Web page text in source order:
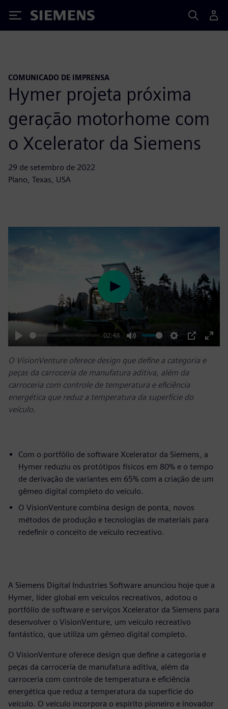
Siemens
COMUNICADO DE IMPRENSA
Hymer projeta próxima
geração motorhome com
o Xcelerator da Siemens
29 de setembro de 2022
Plano, Texas, USA
Play
02:48
Mute Settings
PIP
Enter
Play
O VisionVenture oferece design que define a categoria e
peças da carroceria de manufatura aditiva, além da
carroceria com controle de temperatura e eficiência
energética que reduz a temperatura da superfície do
veículo.
Com o portfólio de software Xcelerator da Siemens, a
Hymer reduziu os protótipos físicos em 80% e o tempo
de derivação de variantes em 65% com a criação de um
gêmeo digital completo do veículo.
O VisionVenture combina design de ponta, novos
métodos de produção e tecnologias de materiais para
redefinir o conceito de veículo recreativo.
A Siemens Digital Industries Software anunciou hoje que a
Hymer, líder global em veículos recreativos, adotou o
portfólio de software e serviços Xcelerator da Siemens para
desenvolver o VisionVenture, um veículo recreativo
fantástico, que utiliza um gêmeo digital completo.
O VisionVenture oferece design que define a categoria e
peças da carroceria de manufatura aditiva, além da
carroceria com controle de temperatura e eficiência
energética que reduz a temperatura da superfície do
veículo. O veículo incorpora o espírito pioneiro e inovador